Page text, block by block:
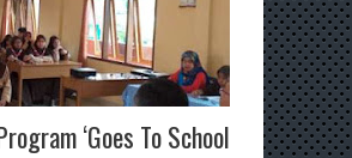
‘Goes To School